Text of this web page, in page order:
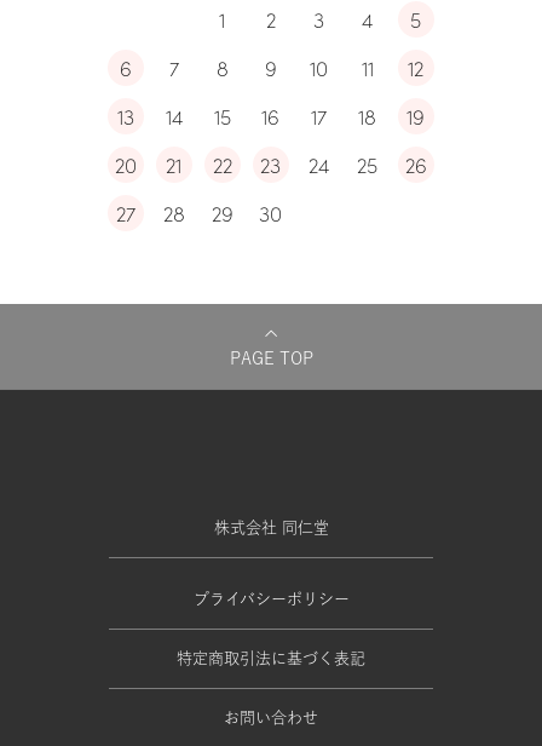
1 2 3 4
5
6
7 8 9 10 11
12
13
14 15 16 17 18
19
20
21 22 23 24 25
26
27
28 29 30
PAGE TOP
株式会社 同仁堂
プライバシーポリシー
特定商取引法に基づく表記
お問い合わせ